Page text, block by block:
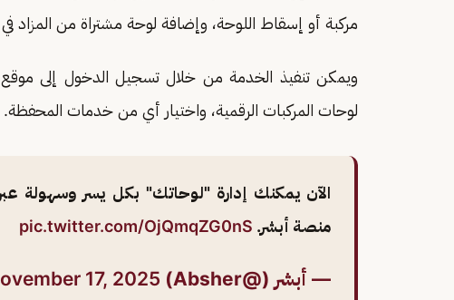
مركبة أو إسقاط اللوحة، وإضافة لوحة مشتراة من المزاد
ويمكن تنفيذ الخدمة من خلال تسجيل الدخول إلى موقع
لوحات المركبات الرقمية، واختيار أي من خدمات المحفظة.
الآن يمكنك إدارة "لوحاتك" بكل يسر وسهولة
منصة أبشر. pic.twitter.com/OjQmqZG0nS
— أبشر (@Absher) 17, 2025